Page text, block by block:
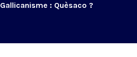
Gallicanisme : Quèsaco ?